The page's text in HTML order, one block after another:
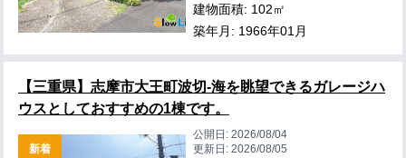
建物面積: 102㎡
築年月: 1966年01月
【三重県】志摩市大王町波切-海を眺望できるガレージハ
ウスとしておすすめの1棟です。
新着
公開日:2026/08/04
更新日:2026/08/05